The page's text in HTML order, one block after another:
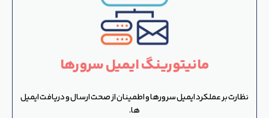
مانیتورینگ ایمیل سرورها
نظارت بر عملکرد ایمیل سرورها و اطمینان از صحت ارسال و دریافت ایمیل
ها.